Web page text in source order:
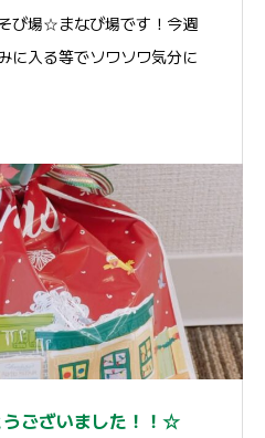
び場☆まなび場です！今週
に入る等でソワソワ気分に
ございました！！☆